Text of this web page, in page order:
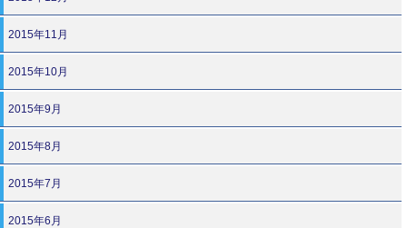
2015年11月
2015年10月
2015年9月
2015年8月
2015年7月
2015年6月